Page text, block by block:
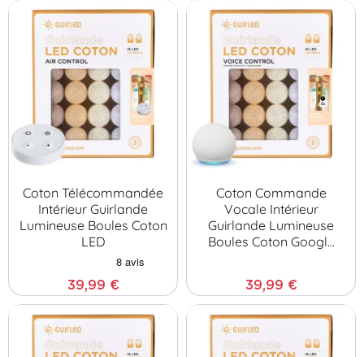
Coton Télécommandée
Intérieur Guirlande
Lumineuse Boules Coton
LED
39,99 €
Coton Commande
Vocale Intérieur
Guirlande Lumineuse
Boules Coton Googl…
39,99 €